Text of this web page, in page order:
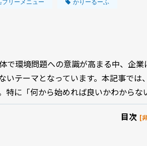
フリーメニュー かりーるーふ
で環境問題への意識が高まる中、企
いテーマとなっています。本記事では
特に「何から始めれば良いかわから
目次 [